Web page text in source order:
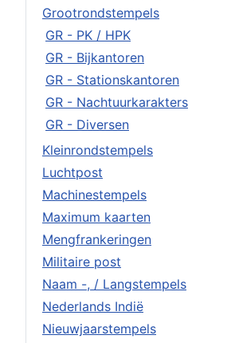
Grootrondstempels
GR - PK / HPK
GR - Bijkantoren
GR - Stationskantoren
GR - Nachtuurkarakters
GR - Diversen
Kleinrondstempels
Luchtpost
Machinestempels
Maximum kaarten
Mengfrankeringen
Militaire post
Naam -, / Langstempels
Nederlands Indië
Nieuwjaarstempels